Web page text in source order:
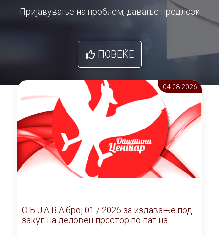
Пријавување на проблем, давање предлози
ПОВЕЌЕ
04.08 2026
О Б Ј А В А брoj 01 / 2026 за издавање под
закуп на деловен простор по пат на
ЕЛЕКТРОНСКО ЈАВНО НАДДАВАЊЕ